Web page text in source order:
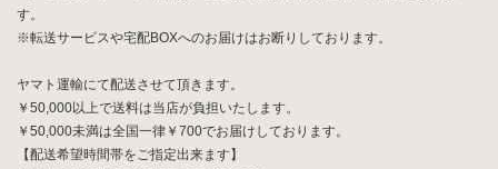
す。
※転送サービスや宅配BOXへのお届けはお断りしております。
ヤマト運輸にて配送させて頂きます。
￥50,000以上で送料は当店が負担いたします。
￥50,000未満は全国一律￥700でお届けしております。
【配送希望時間帯をご指定出来ます】